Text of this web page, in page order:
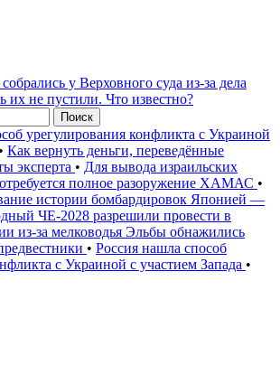
у Верховного суда из-за дела
не пустили. Что известно?
Поиск
урегулирования конфликта с Украиной
• Как вернуть деньги, переведённые
эксперта • Для вывода израильских
полное разоружение ХАМАС •
истории бомбардировок Японией —
ЧЕ-2028 разрешили провести в
из-за мелководья Эльбы обнажились
• Россия нашла способ
с Украиной с участием Запада •